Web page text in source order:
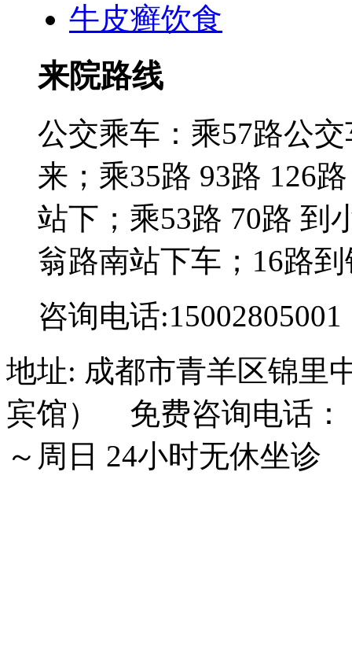
牛皮癣饮食
来院路线
公交乘车：乘57路公
来；乘35路 93路 126
站下；乘53路 70路 到
翁路南站下车；16路
咨询电话:15002805001
地址: 成都市青羊区锦里
宾馆） 免费咨询电话：
～周日 24小时无休坐诊